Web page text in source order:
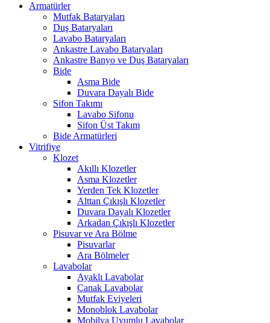
Armatürler
Mutfak Bataryaları
Duş Bataryaları
Lavabo Bataryaları
Ankastre Lavabo Bataryaları
Ankastre Banyo ve Duş Bataryaları
Bide
Asma Bide
Duvara Dayalı Bide
Sifon Takımı
Lavabo Sifonu
Sifon Üst Takım
Bide Armatürleri
Vitrifiye
Klozet
Akıllı Klozetler
Asma Klozetler
Yerden Tek Klozetler
Alttan Çıkışlı Klozetler
Duvara Dayalı Klozetler
Arkadan Çıkışlı Klozetler
Pisuvar ve Ara Bölme
Pisuvarlar
Ara Bölmeler
Lavabolar
Ayaklı Lavabolar
Çanak Lavabolar
Mutfak Eviyeleri
Monoblok Lavabolar
Mobilya Uyumlu Lavabolar